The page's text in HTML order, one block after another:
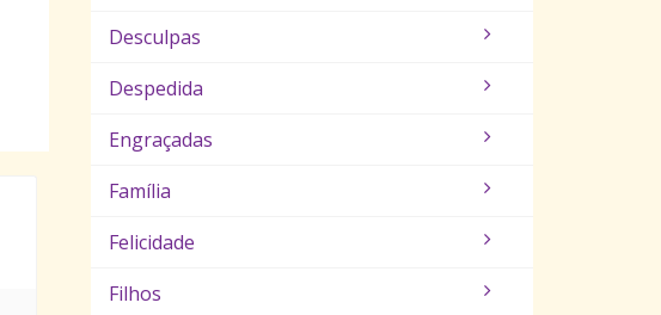
Desculpas
Despedida
Engraçadas
Família
Felicidade
Filhos